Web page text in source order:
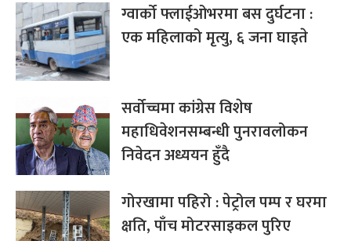
ग्वार्को फ्लाईओभरमा बस दुर्घटना :
एक महिलाको मृत्यु, ६ जना घाइते
सर्वोच्चमा कांग्रेस विशेष
महाधिवेशनसम्बन्धी पुनरावलोकन
निवेदन अध्ययन हुँदै
गोरखामा पहिरो : पेट्रोल पम्प र घरमा
क्षति, पाँच मोटरसाइकल पुरिए